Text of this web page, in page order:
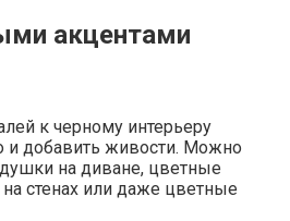
акцентами
к черному интерьеру
и добавить живости. Можно
на диване, цветные
стенах или даже цветные